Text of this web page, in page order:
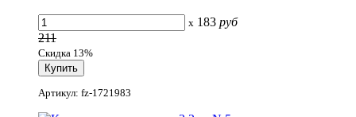
x 183 руб
211
Скидка 13%
Артикул: fz-1721983